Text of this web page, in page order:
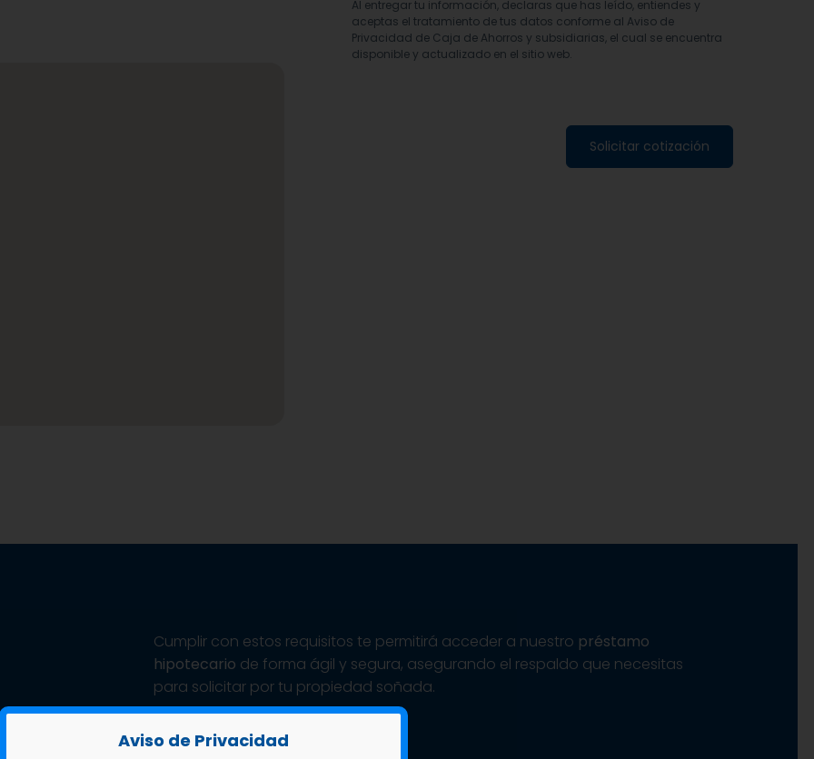
Al entregar tu información, declaras que has leído, entiendes y
aceptas el tratamiento de tus datos conforme al Aviso de
Privacidad de Caja de Ahorros y subsidiarias, el cual se encuentra
disponible y actualizado en el sitio web.
Solicitar cotización
Cumplir con estos requisitos te permitirá acceder a nuestro préstamo
hipotecario de forma ágil y segura, asegurando el respaldo que necesitas
para solicitar por tu propiedad soñada.
Aviso de Privacidad